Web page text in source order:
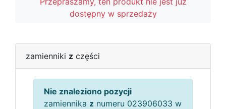
dostępny w sprzedaży
zamienniki z części
Nie znaleziono pozycji
zamiennika z numeru 023906033 w